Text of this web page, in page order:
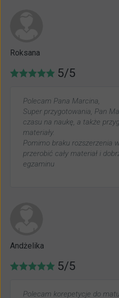
Roksana
5/5
Polecam Pana Marcina,
Super przygotowania, Pan
czasu na naukę, a także
materiały.
Pomimo braku rozszerzenia
przerobić cały materiał i
egzaminu
Andżelika
5/5
Polecam korepetycje do